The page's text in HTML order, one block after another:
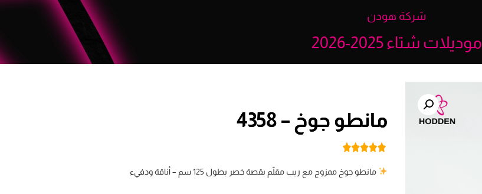
شركة هودن
موديلات شتاء 2025-2026
مانطو جوخ – 4358
مانطو جوخ ممزوج مع ريب مقلّم بقصة خصر بطول 125 سم – أناقة ودفيء